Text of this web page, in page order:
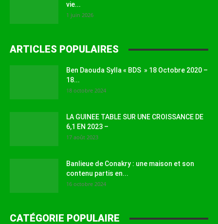
vie...
1 juin 2026
ARTICLES POPULAIRES
Ben Daouda Sylla « BDS » 18 Octobre 2020 –
18...
18 octobre 2024
LA GUINEE TABLE SUR UNE CROISSANCE DE
6,1 EN 2023 –
17 août 2023
Banlieue de Conakry : une maison et son
contenu partis en...
16 octobre 2024
CATÉGORIE POPULAIRE